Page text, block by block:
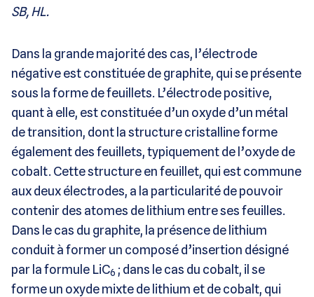
SB, HL.
Dans la grande majorité des cas, l’électrode
négative est constituée de graphite, qui se présente
sous la forme de feuillets. L’électrode positive,
quant à elle, est constituée d’un oxyde d’un métal
de transition, dont la structure cristalline forme
également des feuillets, typiquement de l’oxyde de
cobalt. Cette structure en feuillet, qui est commune
aux deux électrodes, a la particularité de pouvoir
contenir des atomes de lithium entre ses feuilles.
Dans le cas du graphite, la présence de lithium
conduit à former un composé d’insertion désigné
par la formule LiC6 ; dans le cas du cobalt, il se
forme un oxyde mixte de lithium et de cobalt, qui